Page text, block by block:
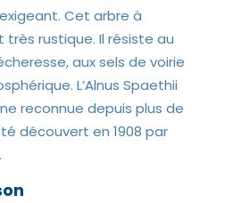
Cet arbre à
rustique. Il résiste au
aux sels de voirie
L’Alnus Spaethii
reconnue depuis plus de
découvert en 1908 par